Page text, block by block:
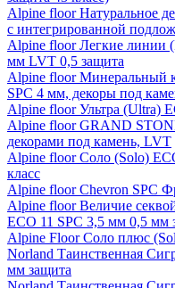
Alpine floor Натуральное
с интегрированной
Alpine floor Легкие линии
мм LVT 0,5 защита
Alpine floor Минеральный
SPC 4 мм, декоры под
Alpine floor Ультра (Ultra)
Alpine floor GRAND
декорами под камень, LVT
Alpine floor Соло (Solo)
класс
Alpine floor Chevron SPC
Alpine floor Величие
ECO 11 SPC 3,5 мм 0,5 мм
Alpine Floor Соло плюс
Norland Таинственная
мм защита